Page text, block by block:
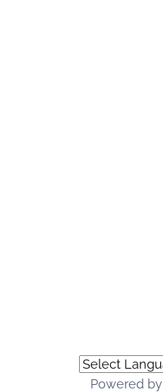
Powered by